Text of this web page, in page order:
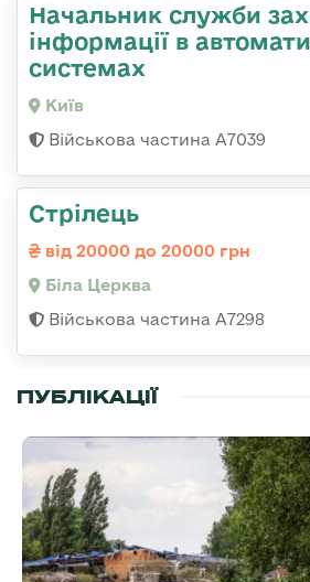
Начальник служби
інформації в
системах
Київ
Військова частина А7039
Стрілець
від 20000 до 20000 грн
Біла Церква
Військова частина А7298
ПУБЛІКАЦІЇ